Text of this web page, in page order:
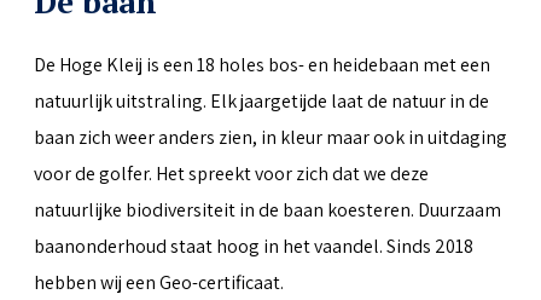
De Hoge Kleij is een 18 holes bos- en heidebaan met een
natuurlijk uitstraling. Elk jaargetijde laat de natuur in de
baan zich weer anders zien, in kleur maar ook in uitdaging
voor de golfer. Het spreekt voor zich dat we deze
natuurlijke biodiversiteit in de baan koesteren. Duurzaam
baanonderhoud staat hoog in het vaandel. Sinds 2018
hebben wij een Geo-certificaat.